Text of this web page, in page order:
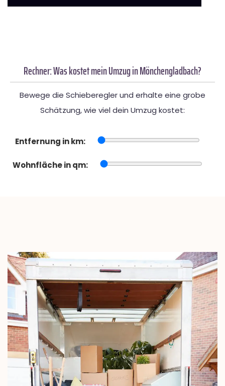
Rechner: Was kostet mein Umzug in Mönchengladbach?
Bewege die Schieberegler und erhalte eine grobe
Schätzung, wie viel dein Umzug kostet:
Entfernung in km:
Wohnfläche in qm: